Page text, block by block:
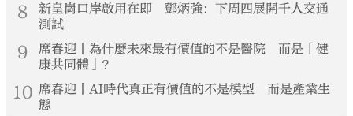
8
新皇崗口岸啟用在即 鄧炳強：下周四展開千人交通
測試
9
席春迎丨為什麼未來最有價值的不是醫院 而是「健
康共同體」？
10 席春迎丨AI時代真正有價值的不是模型 而是產業生
態